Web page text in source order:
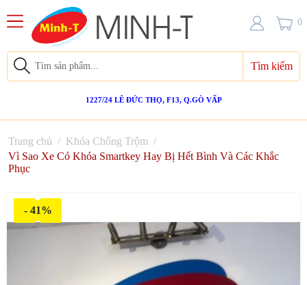
Tìm kiếm
1227/24 LÊ ĐỨC THỌ, F13, Q.GÒ VẤP
0
Trang chủ / Khóa Chống Trộm /
Vì Sao Xe Có Khóa Smartkey Hay Bị Hết Bình Và Các Khắc
Phục
- 41%